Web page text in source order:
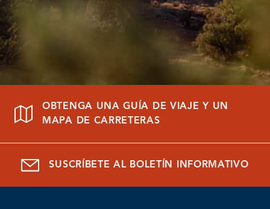
OBTENGA UNA GUÍA DE VIAJE Y UN
MAPA DE CARRETERAS
SUSCRÍBETE AL BOLETÍN INFORMATIVO